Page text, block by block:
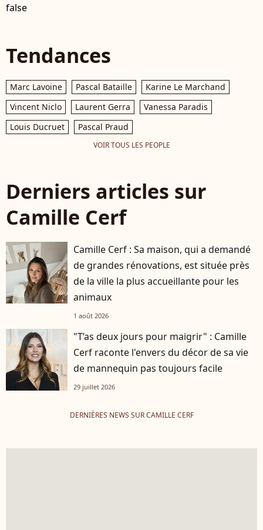
false
Tendances
Marc Lavoine Pascal Bataille
Karine Le Marchand
Vincent Niclo
Laurent Gerra
Vanessa Paradis
Louis Ducruet
Pascal Praud
VOIR TOUS LES PEOPLE
Derniers articles sur
Camille Cerf
Camille Cerf : Sa maison, qui a demandé
de grandes rénovations, est située près
de la ville la plus accueillante pour les
animaux
1 août 2026
"T’as deux jours pour maigrir" : Camille
Cerf raconte l'envers du décor de sa vie
de mannequin pas toujours facile
29 juillet 2026
DERNIÈRES NEWS SUR CAMILLE CERF